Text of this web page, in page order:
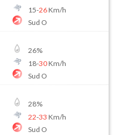
15-26Km/h
Sud O
26%
18-30Km/h
Sud O
28%
22-33 Km/h
Sud O